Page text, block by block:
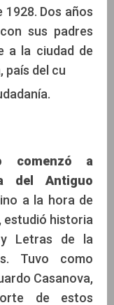
Coronel
Dos años
sus padres
a la ciudad de
país del cu
comenzó a
del Antiguo
a la hora de
estudió historia
Letras de la
Tuvo como
Casanova,
de estos